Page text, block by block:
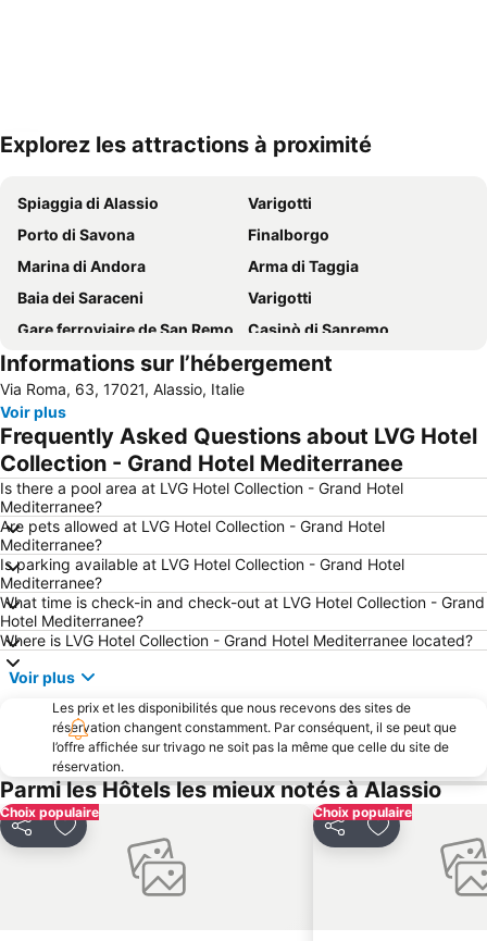
Explorez les attractions à proximité
Spiaggia di Alassio
Varigotti
Porto di Savona
Finalborgo
Marina di Andora
Arma di Taggia
Baia dei Saraceni
Varigotti
Gare ferroviaire de San Remo
Casinò di Sanremo
Borgo di Varigotti
Sanremo in fiore
Lido di Loano
Spiaggia di Albissola
Snowpark Prato Nevoso
Porto
Lido Spotorno
Bergeggi Lido
Gare d'Alassio
Marina di San Lorenzo - Porto Lido di Noli
Celle Ligure Levante
Aéroport Riviera
Bordighera Lido
Baia Azzurra
Lido Albisola Superiore
Parco Acquatico le Caravelle
Litorale
Spiaggia di Finalpia
Fornaci
Budello di Alassio
Centro Storico
Borgo Antico di Borgio Verezzi
Sanremo Music Festival
Le Torri di Albenga
Vecchia Darsena
Celle Ligure Ponente
Stabilimento Balneare Istituto San Giuseppe
Fortezza del Priamar
Informations sur l’hébergement
Via Roma, 63, 17021, Alassio, Italie
Voir plus
Frequently Asked Questions about LVG Hotel
Collection - Grand Hotel Mediterranee
Is there a pool area at LVG Hotel Collection - Grand Hotel
Mediterranee?
Are pets allowed at LVG Hotel Collection - Grand Hotel
Mediterranee?
Is parking available at LVG Hotel Collection - Grand Hotel
Mediterranee?
What time is check-in and check-out at LVG Hotel Collection - Grand
Hotel Mediterranee?
Where is LVG Hotel Collection - Grand Hotel Mediterranee located?
Voir plus
Les prix et les disponibilités que nous recevons des sites de
réservation changent constamment. Par conséquent, il se peut que
l’offre affichée sur trivago ne soit pas la même que celle du site de
réservation.
Parmi les Hôtels les mieux notés à Alassio
Choix populaire
PartagerAjouter à mes favoris
Choix populaire
PartagerAjouter à